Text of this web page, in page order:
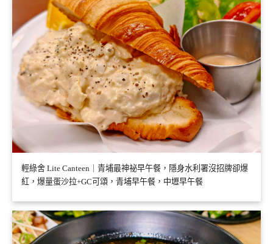
輕綠舍 Lite Canteen｜青埔最神祕早午餐，隱身水利署沒招牌卻爆
紅，爆量蛋沙拉+GC可頌，青埔早午餐，中壢早午餐